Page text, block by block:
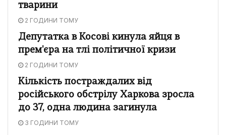
тварини
2 ГОДИНИ ТОМУ
Депутатка в Косові кинула яйця в
прем'єра на тлі політичної кризи
2 ГОДИНИ ТОМУ
Кількість постраждалих від
російського обстрілу Харкова зросла
до 37, одна людина загинула
3 ГОДИНИ ТОМУ